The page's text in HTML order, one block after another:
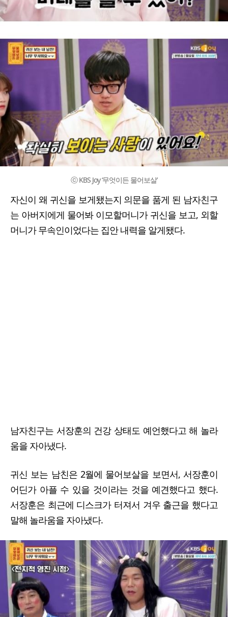
ⓒ KBS Joy ‘무엇이든 물어보살’
자신이 왜 귀신을 보게됐는지 의문을 품게 된 남자친구
는 아버지에게 물어봐 이모할머니가 귀신을 보고, 외할
머니가 무속인이었다는 집안 내력을 알게됐다.
남자친구는 서장훈의 건강 상태도 예언했다고 해 놀라
움을 자아냈다.
귀신 보는 남친은 2월에 물어보살을 보면서, 서장훈이
어딘가 아플 수 있을 것이라는 것을 예견했다고 했다.
서장훈은 최근에 디스크가 터져서 겨우 출근을 했다고
말해 놀라움을 자아냈다.